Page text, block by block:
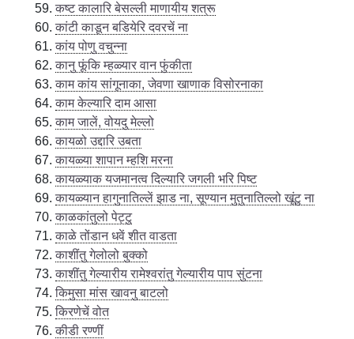
कष्ट कालारि बेसल्ली माणायीय शत्रू
कांटी काडून बडियेरि दवरचें ना
कांय पोणु वचुन्ना
कानु फूंकि म्हळ्यार वान फुंकीता
काम कांय सांगूनाका, जेवणा खाणाक विसोरनाका
काम केल्यारि दाम आसा
काम जालें, वोयदु मेल्लो
कायळो उद्दारि उबता
कायळ्या शापान म्हशि मरना
कायळ्याक यजमानत्व दिल्यारि जगली भरि पिष्ट
कायळ्यान हागुनातिल्लें झाड ना, सूण्यान मुतुनातिल्लो खूंटु ना
काळकांतुलो पेट्टु
काळे तोंडान धवें शीत वाडता
काशींतु गेलोलो बुक्को
काशींतु गेल्यारीय रामेश्वरांतु गेल्यारीय पाप सुंटना
किमुसा मांस खावनु बाटलो
किरणेचें वोत
कीडी रण्णीं